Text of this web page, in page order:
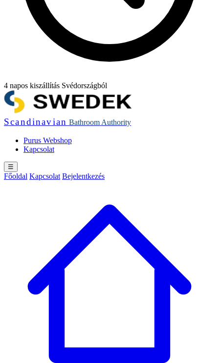
4 napos kiszállítás Svédországból
Scandinavian Bathroom Authority
Purus Webshop
Kapcsolat
☰
Főoldal Kapcsolat Bejelentkezés